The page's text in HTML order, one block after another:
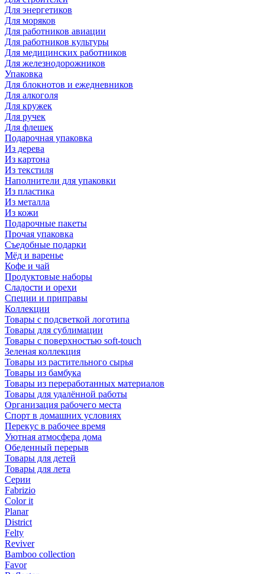
Для энергетиков
Для моряков
Для работников авиации
Для работников культуры
Для медицинских работников
Для железнодорожников
Упаковка
Для блокнотов и ежедневников
Для алкоголя
Для кружек
Для ручек
Для флешек
Подарочная упаковка
Из дерева
Из картона
Из текстиля
Наполнители для упаковки
Из пластика
Из металла
Из кожи
Подарочные пакеты
Прочая упаковка
Съедобные подарки
Мёд и варенье
Кофе и чай
Продуктовые наборы
Сладости и орехи
Специи и приправы
Коллекции
Товары с подсветкой логотипа
Товары для сублимации
Товары с поверхностью soft-touch
Зеленая коллекция
Товары из растительного сырья
Товары из бамбука
Товары из переработанных материалов
Товары для удалённой работы
Организация рабочего места
Спорт в домашних условиях
Перекус в рабочее время
Уютная атмосфера дома
Обеденный перерыв
Товары для детей
Товары для лета
Серии
Fabrizio
Color it
Planar
District
Felty
Reviver
Bamboo collection
Favor